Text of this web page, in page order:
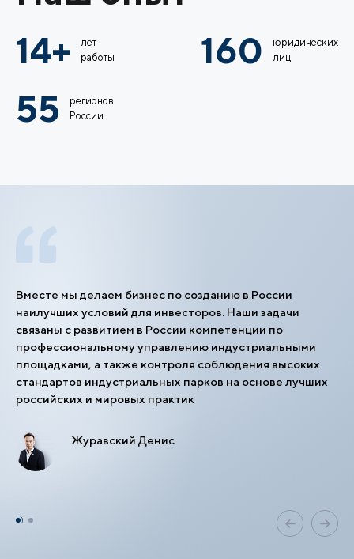
14+
лет
работы
160
юридических
лиц
55
регионов
России
Вместе мы делаем бизнес по созданию в России
наилучших условий для инвесторов. Наши задачи
связаны с развитием в России компетенции по
профессиональному управлению индустриальными
площадками, а также контроля соблюдения высоких
стандартов индустриальных парков на основе лучших
российских и мировых практик
Журавский Денис